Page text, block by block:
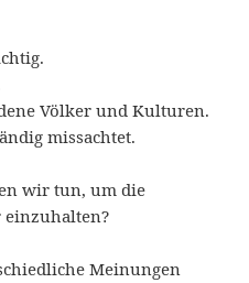
Völker und Kulturen.
missachtet.
wir tun, um die
einzuhalten?
Meinungen